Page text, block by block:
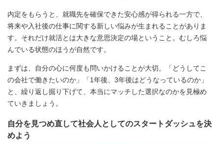
内定をもらうと、就職先を確保できた安心感が得られる一方で、
将来や入社後の仕事に関する新しい悩みが生まれることがありま
す。それだけ就活とは大きな意思決定の場ということ。むしろ悩
んでいる状態のほうが自然です。
まずは、自分の心に何度も問いかけることが大切。「どうしてこ
の会社で働きたいのか」「1年後、3年後はどうなっているのか」
と、繰り返し掘り下げて、本当にマッチした選択なのかを見極め
ていきましょう。
自分を見つめ直して社会人としてのスタートダッシュを決
めよう